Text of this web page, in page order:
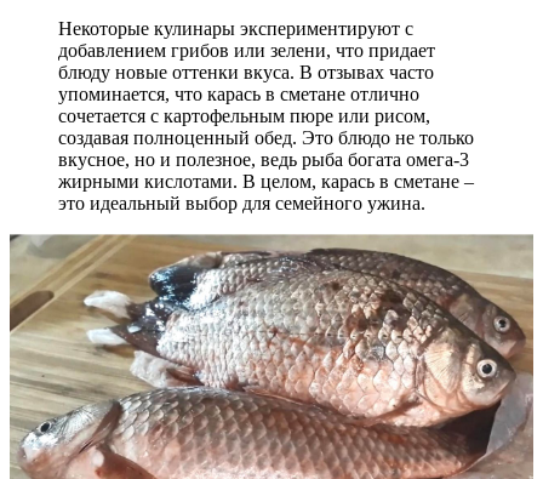
Некоторые кулинары экспериментируют с
добавлением грибов или зелени, что придает
блюду новые оттенки вкуса. В отзывах часто
упоминается, что карась в сметане отлично
сочетается с картофельным пюре или рисом,
создавая полноценный обед. Это блюдо не только
вкусное, но и полезное, ведь рыба богата омега-3
жирными кислотами. В целом, карась в сметане –
это идеальный выбор для семейного ужина.